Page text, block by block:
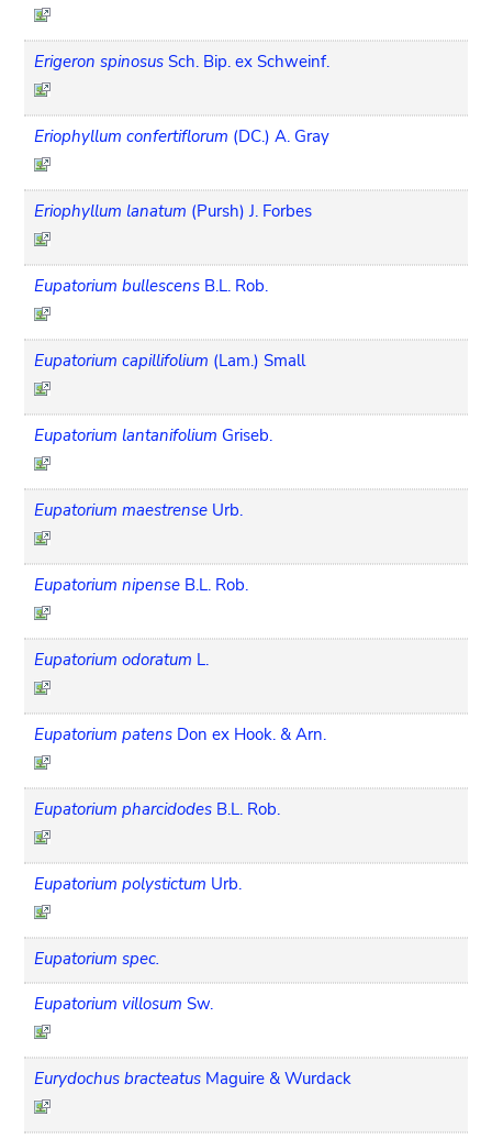
Erigeron spinosus Sch. Bip. ex Schweinf.
Eriophyllum confertiflorum (DC.) A. Gray
Eriophyllum lanatum (Pursh) J. Forbes
Eupatorium bullescens B.L. Rob.
Eupatorium capillifolium (Lam.) Small
Eupatorium lantanifolium Griseb.
Eupatorium maestrense Urb.
Eupatorium nipense B.L. Rob.
Eupatorium odoratum L.
Eupatorium patens Don ex Hook. & Arn.
Eupatorium pharcidodes B.L. Rob.
Eupatorium polystictum Urb.
Eupatorium spec.
Eupatorium villosum Sw.
Eurydochus bracteatus Maguire & Wurdack